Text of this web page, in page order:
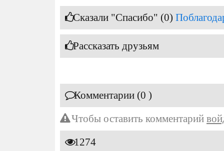
Сказали "Спасибо" (0)
Рассказать друзьям
Комментарии (0 )
Чтобы оставить комментарий
1274